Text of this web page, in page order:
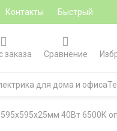
Контакты Быстрый
заказа Сравнение
для дома и офиса
40Вт 6500К